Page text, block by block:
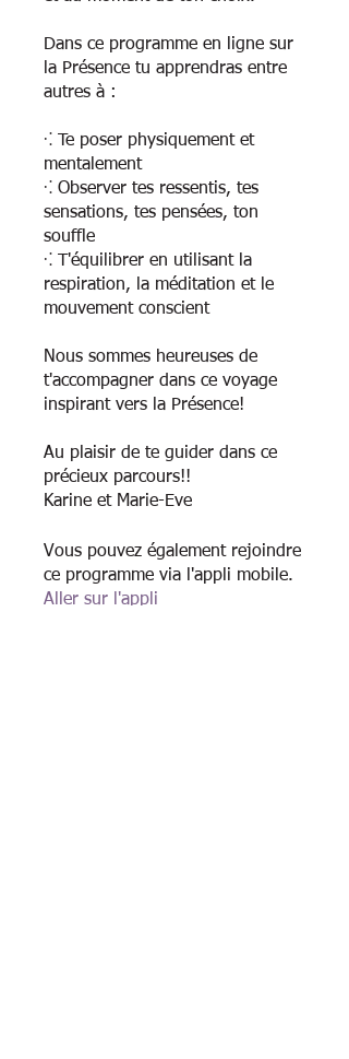
Dans ce programme en ligne sur
la Présence tu apprendras entre
autres à :
⁖ Te poser physiquement et
mentalement
⁖ Observer tes ressentis, tes
sensations, tes pensées, ton
souffle
⁖ T'équilibrer en utilisant la
respiration, la méditation et le
mouvement conscient
Nous sommes heureuses de
t'accompagner dans ce voyage
inspirant vers la Présence!
Au plaisir de te guider dans ce
précieux parcours!!
Vous pouvez également rejoindre
ce programme via l'appli mobile.
Aller sur l'appli